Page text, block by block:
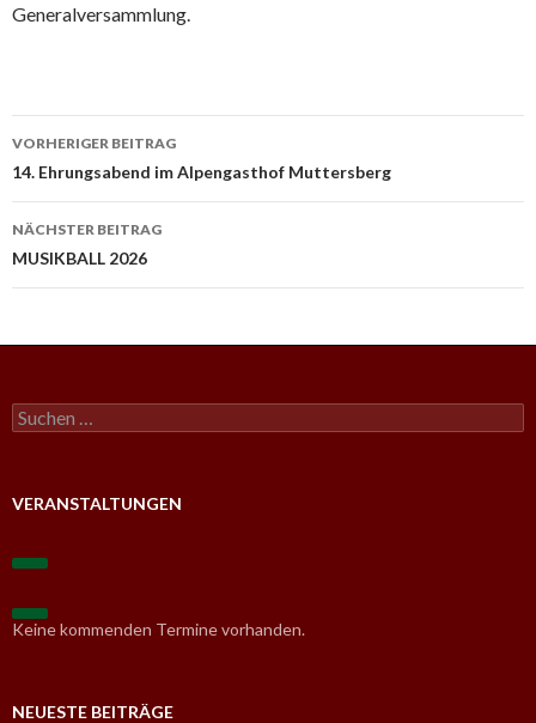
Generalversammlung.
Beitrags-
Navigation
VORHERIGER BEITRAG
14. Ehrungsabend im Alpengasthof Muttersberg
NÄCHSTER BEITRAG
MUSIKBALL 2026
S
u
e
a
h
:
VERANSTALTUNGEN
Keine kommenden Termine vorhanden.
NEUESTE BEITRÄGE